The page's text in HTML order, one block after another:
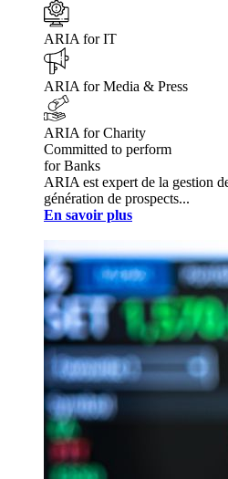
ARIA for IT
ARIA for Media & Press
ARIA for Charity
Committed to perform
for Banks
ARIA est expert de la gestion
génération de prospects...
En savoir plus